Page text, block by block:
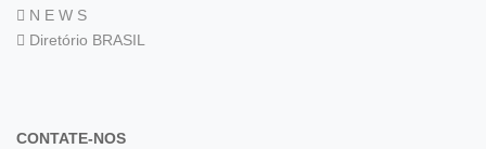
N E W S
Diretório BRASIL
CONTATE-NOS